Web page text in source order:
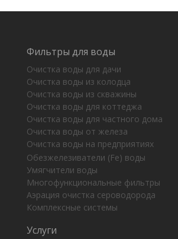
Фильтры для воды
Очистка воды для дачи
Очистка воды из колодца
Очистка воды из скважины
Очистка воды для коттеджа
Очистка воды для частного дома
Очистка воды от железа
Очистка воды на предприятиях
Обезжелезиватели (Fe) воды
Умягчители воды
Многофункциональные фильтры
Аэрация очистка сероводорода
Комплексные системы
Услуги